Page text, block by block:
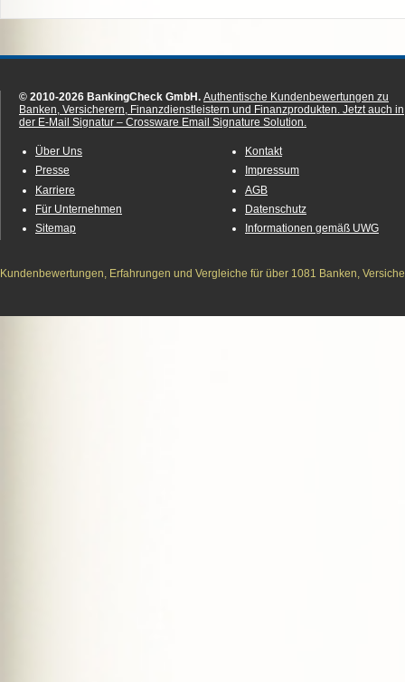
© 2010-2026 BankingCheck GmbH. Authentische Kundenbewertungen zu
Banken, Versicherern, Finanzdienstleistern und Finanzprodukten. Jetzt auch in
der E-Mail Signatur – Crossware Email Signature Solution.
Über Uns
Presse
Karriere
Für Unternehmen
Sitemap
Kontakt
Impressum
AGB
Datenschutz
Informationen gemäß UWG
Kundenbewertungen, Erfahrungen und Vergleiche für über 1081 Banken,